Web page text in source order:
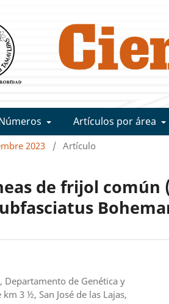
Artículos por área
2023 / Artículo
de frijol común
Departamento de Genética y
3 ½, San José de las Lajas,